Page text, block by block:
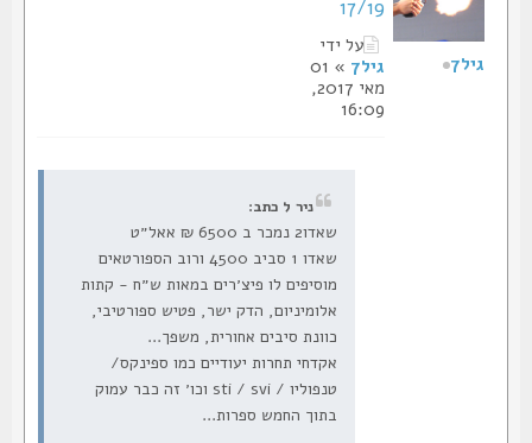
17/19
על ידי
» 01
מאי 2017,
16:09
ניר ל כתב:
שאדו 1 סביב 4500 ורוב הספורטאים
מוסיפים לו פיצ׳רים במאות ש״ח - קתות
אלומיניום, הדק ישר, פטיש ספורטיבי,
כוונת סיבים אחורית, משפך...
אקדחי תחרות יעודיים כמו ספינקס/
טנפוליו / sti / svi וכו׳ זה כבר עמוק
בתוך החמש ספרות...